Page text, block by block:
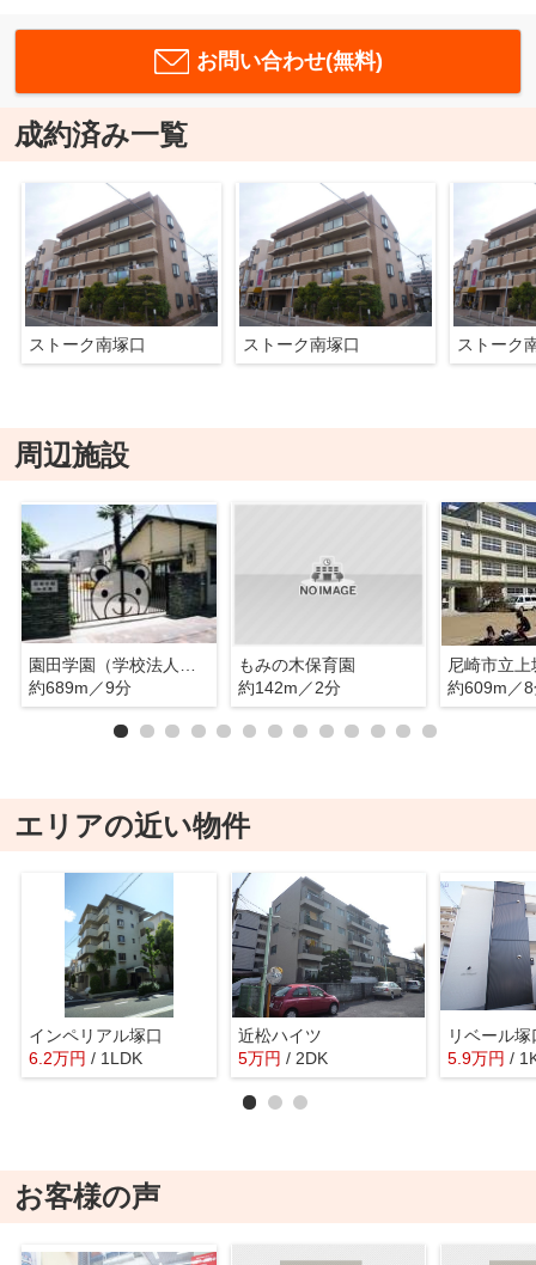
お問い合わせ(無料)
成約済み一覧
ストーク南塚口 ストーク南塚口 ストーク
周辺施設
約689m／9分
もみの木保育園
約142m／2分
尼崎市立
約609m／
エリアの近い物件
インペリアル塚口
6.2万円 / 1LDK
近松ハイツ
5万円 / 2DK
リベール塚
5.9万円 /
お客様の声